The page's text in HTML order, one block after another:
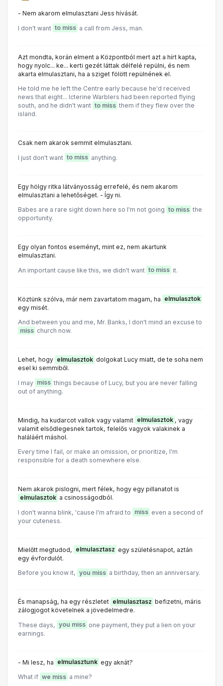
- Nem akarom elmulasztani Jess hívását.
I don't want to miss a call from Jess, man.
Azt mondta, korán elment a Központból mert azt a hírt kapta,
hogy nyolc... ke... kerti gezét láttak délfelé repülni, és nem
akarta elmulasztani, ha a sziget fölött repülnének el.
He told me he left the Centre early because he'd received
news that eight... Icterine Warblers had been reported flying
south, and he didn't want to miss them if they flew over the
island.
Csak nem akarok semmit elmulasztani.
I just don't want to miss anything.
Egy hölgy ritka látványosság errefelé, és nem akarom
elmulasztani a lehetőséget. - Így ni.
Babes are a rare sight down here so I'm not going to miss the
opportunity.
Egy olyan fontos eseményt, mint ez, nem akartunk
elmulasztani.
An important cause like this, we didn't want to miss it.
Köztünk szólva, már nem zavartatom magam, ha elmulasztok
egy misét.
And between you and me, Mr. Banks, I don't mind an excuse to
miss church now.
Lehet, hogy elmulasztok dolgokat Lucy miatt, de te soha nem
esel ki semmiből.
I may miss things because of Lucy, but you are never falling
out of anything.
Mindig, ha kudarcot vallok vagy valamit elmulasztok , vagy
valamit elsődlegesnek tartok, felelős vagyok valakinek a
haláláért máshol.
Every time I fail, or make an omission, or prioritize, I'm
responsible for a death somewhere else.
Nem akarok pislogni, mert félek, hogy egy pillanatot is
elmulasztok a csinosságodból.
I don't wanna blink, 'cause I'm afraid to miss even a second of
your cuteness.
Mielőtt megtudod, elmulasztasz egy születésnapot, aztán
egy évfordulót.
Before you know it, you miss a birthday, then an anniversary.
És manapság, ha egy részletet elmulasztasz befizetni, máris
zálogjogot követelnek a jövedelmedre.
These days, you miss one payment, they put a lien on your
earnings.
- Mi lesz, ha elmulasztunk egy aknát?
What if we miss a mine?